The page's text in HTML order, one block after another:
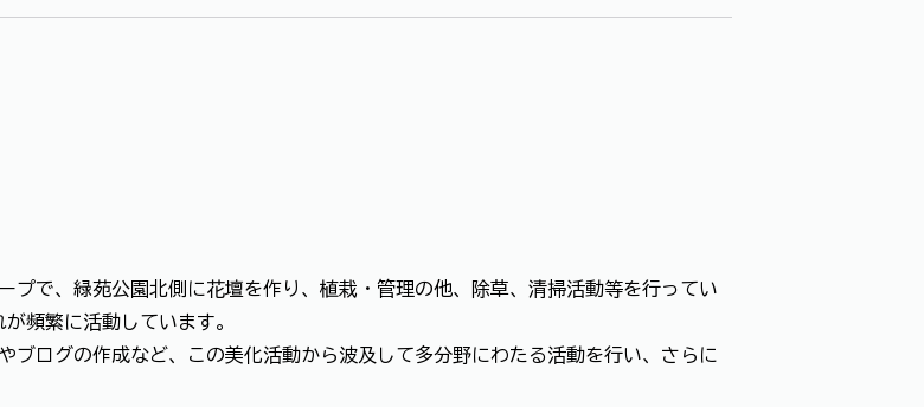
で、緑苑公園北側に花壇を作り、植栽・管理の他、除草、清掃活動等を行ってい
頻繁に活動しています。
ログの作成など、この美化活動から波及して多分野にわたる活動を行い、さらに